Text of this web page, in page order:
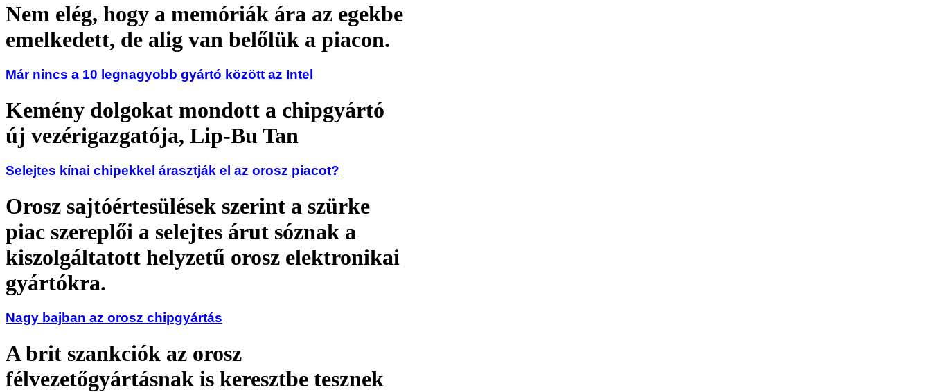
Nem elég, hogy a memóriák ára az egekbe
emelkedett, de alig van belőlük a piacon.
Már nincs a 10 legnagyobb gyártó között az Intel
Kemény dolgokat mondott a chipgyártó
új vezérigazgatója, Lip-Bu Tan
Selejtes kínai chipekkel árasztják el az orosz piacot?
Orosz sajtóértesülések szerint a szürke
piac szereplői a selejtes árut sóznak a
kiszolgáltatott helyzetű orosz elektronikai
gyártókra.
Nagy bajban az orosz chipgyártás
A brit szankciók az orosz
félvezetőgyártásnak is keresztbe tesznek